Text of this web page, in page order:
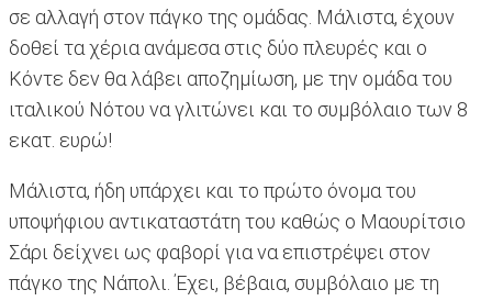
σε αλλαγή στον πάγκο της ομάδας. Μάλιστα, έχουν
δοθεί τα χέρια ανάμεσα στις δύο πλευρές και ο
Κόντε δεν θα λάβει αποζημίωση, με την ομάδα του
ιταλικού Νότου να γλιτώνει και το συμβόλαιο των 8
εκατ. ευρώ!
Μάλιστα, ήδη υπάρχει και το πρώτο όνομα του
υποψήφιου αντικαταστάτη του καθώς ο Μαουρίτσιο
Σάρι δείχνει ως φαβορί για να επιστρέψει στον
πάγκο της Νάπολι. Έχει, βέβαια, συμβόλαιο με τη